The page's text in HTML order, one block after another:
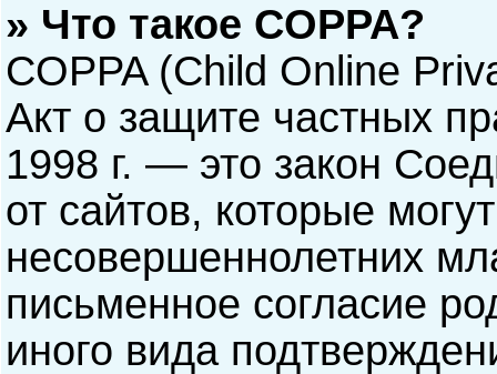
» Что такое COPPA?
COPPA (Child Online
Акт о защите частных
1998 г. — это закон
от сайтов, которые
несовершеннолетних
письменное согласие
иного вида